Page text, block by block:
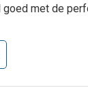
met de